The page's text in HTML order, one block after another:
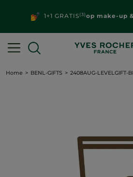
1+1 GRATIS(3)op make-up
Home BENL-GIFTS 2408AUG-LEVELGIFT-